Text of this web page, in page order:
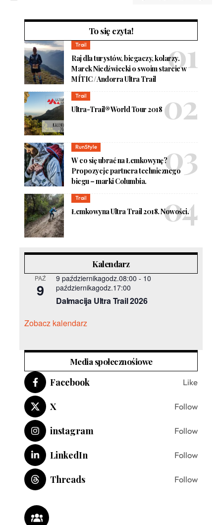
To się czyta!
Trail
Raj dla turystów, biegaczy, kolarzy.
Marek Niedźwiecki o swoim starcie w
MÍTIC / Andorra Ultra Trail
Trail
Ultra-Trail® World Tour 2018
RunStyle
W co się ubrać na Łemkowynę?
Propozycje partnera technicznego
biegu – marki Columbia.
Trail
Łemkowyna Ultra Trail 2018. Nowości.
Kalendarz
PAŹ
9
9 październikagodz.08:00 - 10
październikagodz.17:00
Dalmacija Ultra Trail 2026
Zobacz kalendarz
Media społecznośiowe
Facebook Like
X Follow
instagram Follow
LinkedIn Follow
Threads Follow